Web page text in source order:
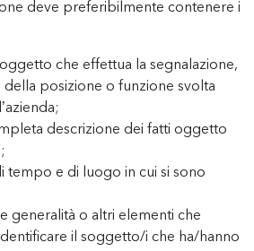
deve preferibilmente contenere i
che effettua la segnalazione,
della posizione o funzione svolta
descrizione dei fatti oggetto
tempo e di luogo in cui si sono
generalità o altri elementi che
il soggetto/i che ha/hanno